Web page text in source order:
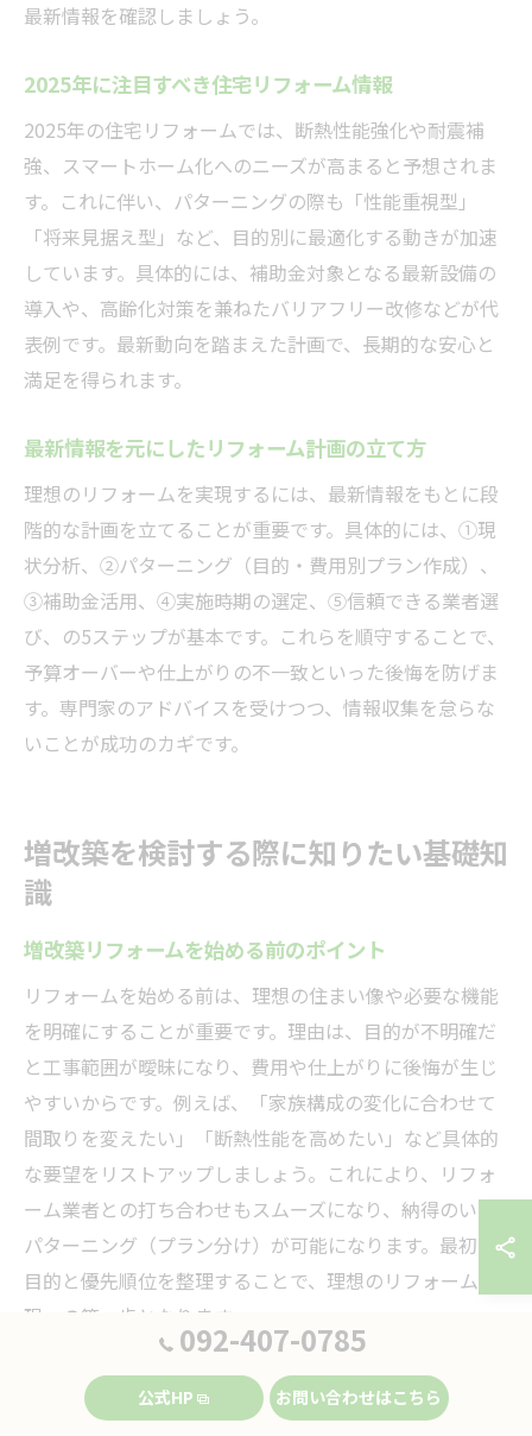
最新情報を確認しましょう。
2025年に注目すべき住宅リフォーム情報
2025年の住宅リフォームでは、断熱性能強化や耐震補
強、スマートホーム化へのニーズが高まると予想されま
す。これに伴い、パターニングの際も「性能重視型」
「将来見据え型」など、目的別に最適化する動きが加速
しています。具体的には、補助金対象となる最新設備の
導入や、高齢化対策を兼ねたバリアフリー改修などが代
表例です。最新動向を踏まえた計画で、長期的な安心と
満足を得られます。
最新情報を元にしたリフォーム計画の立て方
理想のリフォームを実現するには、最新情報をもとに段
階的な計画を立てることが重要です。具体的には、①現
状分析、②パターニング（目的・費用別プラン作成）、
③補助金活用、④実施時期の選定、⑤信頼できる業者選
び、の5ステップが基本です。これらを順守することで、
予算オーバーや仕上がりの不一致といった後悔を防げま
す。専門家のアドバイスを受けつつ、情報収集を怠らな
いことが成功のカギです。
増改築を検討する際に知りたい基礎知
識
増改築リフォームを始める前のポイント
リフォームを始める前は、理想の住まい像や必要な機能
を明確にすることが重要です。理由は、目的が不明確だ
と工事範囲が曖昧になり、費用や仕上がりに後悔が生じ
やすいからです。例えば、「家族構成の変化に合わせて
間取りを変えたい」「断熱性能を高めたい」など具体的
な要望をリストアップしましょう。これにより、リフォ
ーム業者との打ち合わせもスムーズになり、納得のいく
パターニング（プラン分け）が可能になります。最初に
目的と優先順位を整理することで、理想のリフォーム実
現への第一歩となります。
増改築comなどの情報活用法と選び方
092-407-0785
公式HP お問い合わせはこちら